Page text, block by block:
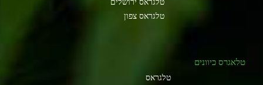
טלגראס צפון
טלאגרס כיוונים
טלגראס